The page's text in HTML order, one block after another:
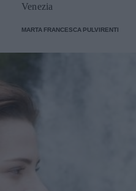
Venezia
MARTA FRANCESCA PULVIRENTI